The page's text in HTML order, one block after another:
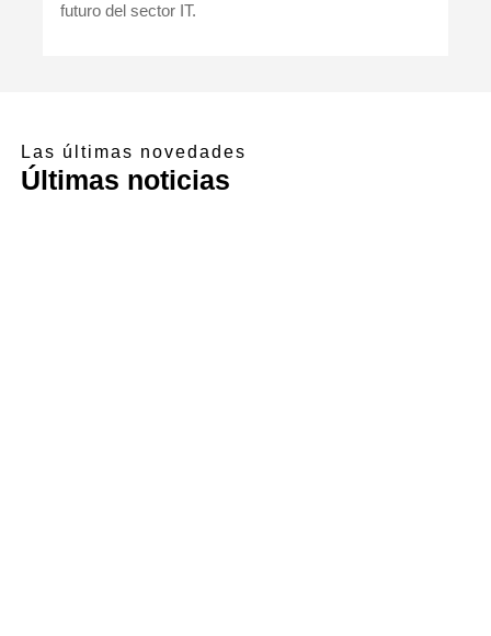
futuro del sector IT.
Las últimas novedades
Últimas noticias